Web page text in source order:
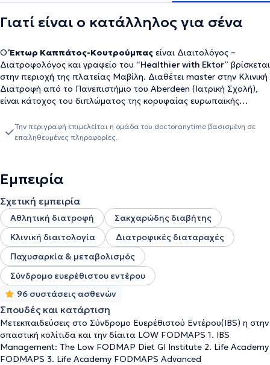
Γιατί είναι ο κατάλληλος για σένα
ΟΈκτωρ Καππάτος-Κουτρούμπας είναι Διαιτολόγος –
Διατροφολόγος και γραφείο του “Healthier with Ektor” βρίσκεται
στην περιοχή της πλατείας Μαβίλη. Διαθέτει master στην Κλινική
Διατροφή από το Πανεπιστήμιο του Aberdeen (Ιατρική Σχολή),
είναι κάτοχος του διπλώματος της κορυφαίας ευρωπαϊκής
Clinical Nutrition And Metabolism), έχει εκπαιδευτεί στην ειδική
διατροφή Low-FODMAPs για την καταπολέμηση των
(Ελληνικό Κέντρο Εκπαίδευσης και Αντιμετώπισης Διατροφικών
Διαταραχών), υπό την αιγίδα της British Psychological Society, και
διαθέτει πιστοποίηση επιμόρφωσης στο πρόγραμμα του ΕΚΠΑ με
τίτλο «Διαχείριση του Στρες και Υγεία». Συνεργάζεται με την
ψυχολόγο - παιδοψυχολόγο Αλεξάνδρα Καππάτου ως
υπεύθυνος του Διαιτολογικού Τμήματος. Διδάσκε για 2 χρόνια το
μάθημα της Αθλητικής Διατροφής στο μεταπτυχιακό πρόγραμμα
του Επιστημονικού Κολλεγίου Ελλάδος (SCG) και έχει εμπειρία ως
εργαζόμενος σε ιδιωτικό διαιτολογικό γραφείο. Είναι
συνδημιουργός και συνδιαχειριστής της ομάδας διαιτολόγων
“Τροφή για … θρέψη”. Μαζί θα φτιάξετε μια εξατομικευμένη
παρέμβαση, η οποία θα βασίζεται στις διαφορετικές ανάγκες και
ιδιαιτερότητες σας με σκοπό να πετύχετε τους στόχους που
έχετε, χωρίς στερήσεις, πείνα και απαγορεύσεις. Είναι εδώ για να
σας ακούσει, να σας υποστηρίξει και να σας βοηθήσει, χωρίς να
σας κρίνει.
Την περιγραφή επιμελείται η ομάδα του doctoranytime βασισμένη σε
επαληθευμένες πληροφορίες.
Εμπειρία
Σχετική εμπειρία
Αθλητική διατροφή
Σακχαρώδης διαβήτης
Κλινική διαιτολογία
Διατροφικές διαταραχές
Παχυσαρκία & μεταβολισμός
Σύνδρομο ευερέθιστου εντέρου
96 συστάσεις ασθενών
Σπουδές και κατάρτιση
Μετεκπαιδεύσεις στο Σύνδρομο Ευερέθιστού Εντέρου(IBS) η στην
σπαστική κολίτιδα και την δίαιτα LOW FODMAPS 1. IBS
Management: The Low FODMAP Diet GI Institute 2. Life Academy
FODMAPS 3. Life Academy FODMAPS Advanced